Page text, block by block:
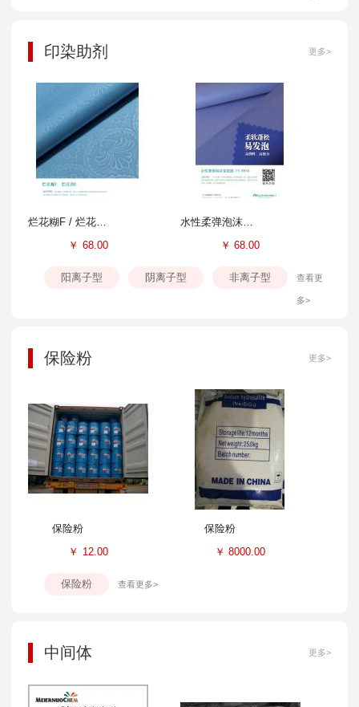
印染助剂 更多>
烂花糊F / 烂花剂E
￥ 68.00
水性柔弹泡沫涂层胶FS-804B
￥ 68.00
阳离子型 阴离子型 非离子型 查看更
多>
保险粉 更多>
保险粉
￥ 12.00
保险粉
￥ 8000.00
保险粉 查看更多>
中间体 更多>